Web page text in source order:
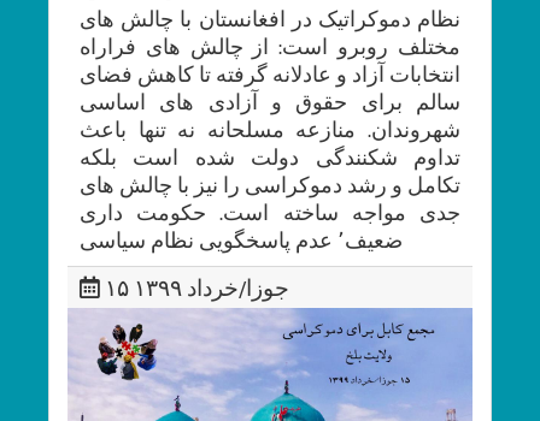
نظام دموکراتیک در افغانستان با چالش های
مختلف روبرو است: از چالش های فراراه
انتخابات آزاد و عادلانه گرفته تا کاهش فضای
سالم برای حقوق و آزادی های اساسی
شهروندان. منازعه مسلحانه نه تنها باعث
تداوم شکنندگی دولت شده است بلکه
تکامل و رشد دموکراسی را نیز با چالش های
جدی مواجه ساخته است. حکومت داری
ضعیف٬ عدم پاسخگویی نظام سیاسی
۱۵ جوزا/خرداد ۱۳۹۹